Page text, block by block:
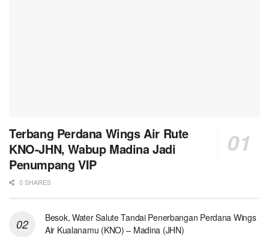
Terbang Perdana Wings Air Rute
KNO-JHN, Wabup Madina Jadi
Penumpang VIP
0 SHARES
Besok, Water Salute Tandai Penerbangan Perdana Wings
Air Kualanamu (KNO) – Madina (JHN)